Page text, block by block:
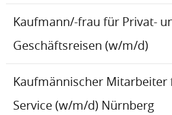
Kaufmann/-frau für Privat-
Geschäftsreisen (w/m/d)
Kaufmännischer Mitarbeiter
Service (w/m/d) Nürnberg